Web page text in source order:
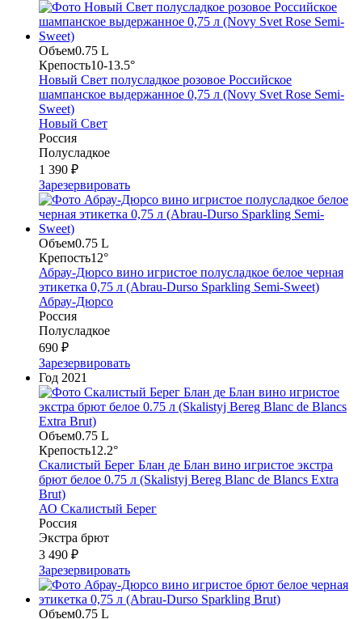
Объем0.75 L
Крепость10-13.5°
Новый Свет полусладкое розовое Российское
шампанское выдержанное 0,75 л (Novy Svet Rose Semi-
Sweet)
Новый Свет
Россия
Полусладкое
1 390 ₽
Зарезервировать
Объем0.75 L
Крепость12°
Абрау-Дюрсо вино игристое полусладкое белое черная
этикетка 0,75 л (Abrau-Durso Sparkling Semi-Sweet)
Абрау-Дюрсо
Россия
Полусладкое
690 ₽
Зарезервировать
Год 2021
Объем0.75 L
Крепость12.2°
Скалистый Берег Блан де Блан вино игристое экстра
брют белое 0.75 л (Skalistyj Bereg Blanc de Blancs Extra
Brut)
АО Скалистый Берег
Россия
Экстра брют
3 490 ₽
Зарезервировать
Объем0.75 L